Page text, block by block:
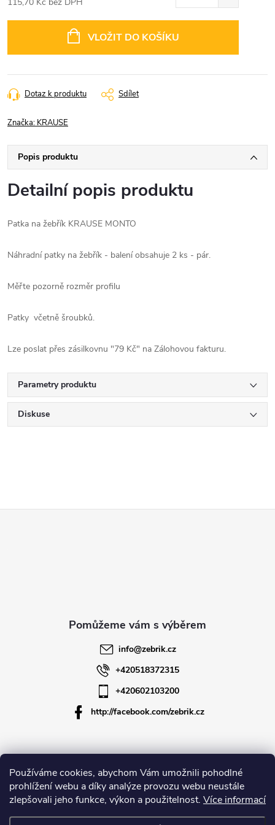
Používáme cookies, abychom Vám umožnili pohodlné
prohlížení webu a díky analýze provozu webu neustále
zlepšovali jeho funkce, výkon a použitelnost. Více informací
VLOŽIT DO KOŠÍKU
Dotaz k produktu Sdílet
Značka: KRAUSE
Popis produktu
Detailní popis produktu
Patka na žebřík KRAUSE MONTO
Náhradní patky na žebřík - balení obsahuje 2 ks - pár.
Měřte pozorně rozměr profilu
Patky včetně šroubků.
Lze poslat přes zásilkovnu "79 Kč" na Zálohovou fakturu.
Parametry produktu
Diskuse
info@zebrik.cz
+420518372315
+420602103200
http://facebook.com/zebrik.cz
Informace pro vás
O společnosti